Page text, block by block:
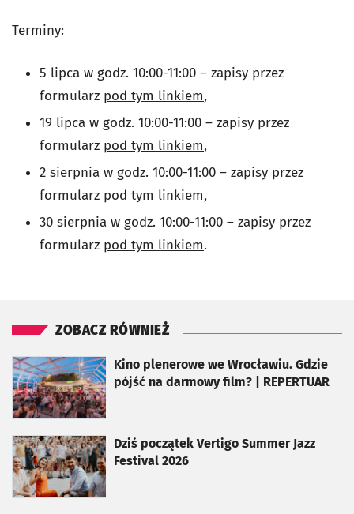
Terminy:
5 lipca w godz. 10:00-11:00 – zapisy przez
formularz pod tym linkiem,
19 lipca w godz. 10:00-11:00 – zapisy przez
formularz pod tym linkiem,
2 sierpnia w godz. 10:00-11:00 – zapisy przez
formularz pod tym linkiem,
30 sierpnia w godz. 10:00-11:00 – zapisy przez
formularz pod tym linkiem.
ZOBACZ RÓWNIEŻ
Kino plenerowe we Wrocławiu. Gdzie
pójść na darmowy film? | REPERTUAR
otworzy się w nowej karcie
Dziś początek Vertigo Summer Jazz
Festival 2026
otworzy się w nowej karcie